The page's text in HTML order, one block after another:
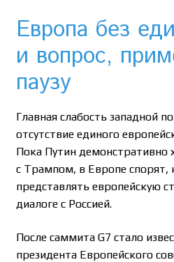
Европа без
и вопрос,
паузу
Главная слабость западной
отсутствие единого
Пока Путин демонстративно
с Трампом, в Европе
представлять европейскую
диалоге с Россией.
После саммита G7 стало
президента Европейского